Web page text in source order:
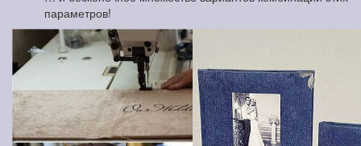
параметров!